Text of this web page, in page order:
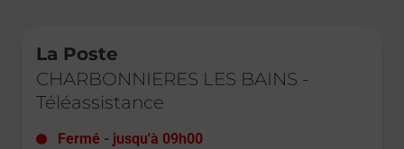
La Poste
CHARBONNIERES LES BAINS -
Téléassistance
Fermé - jusqu'à 09h00